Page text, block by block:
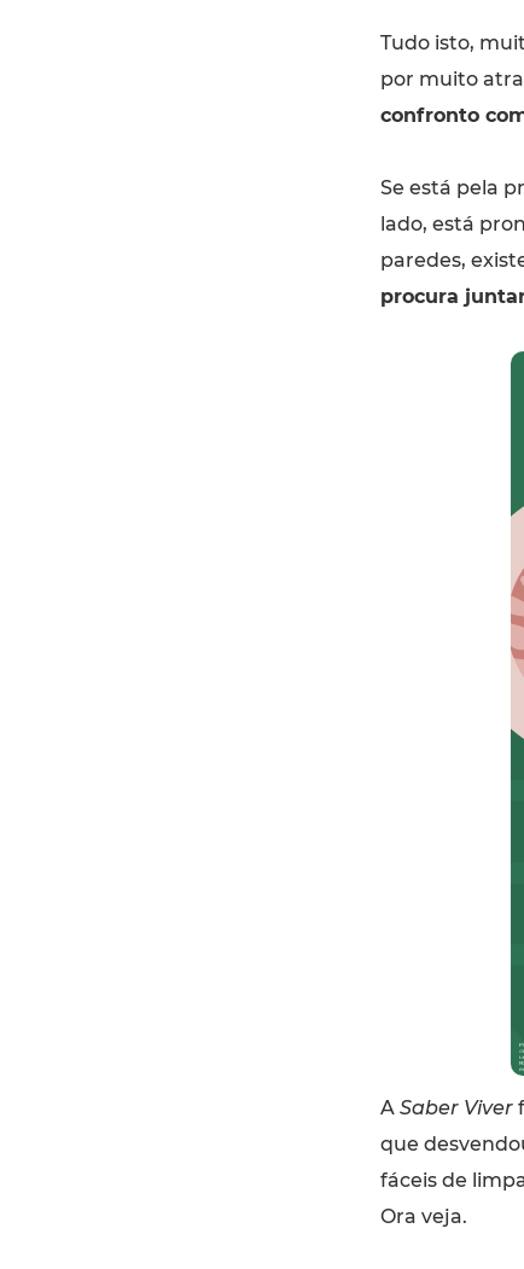
Tudo isto,
por muito
confronto
Se está pela
lado, está
paredes,
procura
A Saber Viver
que
fáceis de
Ora veja.